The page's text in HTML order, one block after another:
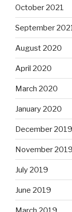
October 2021
September
August 2020
April 2020
March 2020
January 2020
December 2019
November 2019
July 2019
June 2019